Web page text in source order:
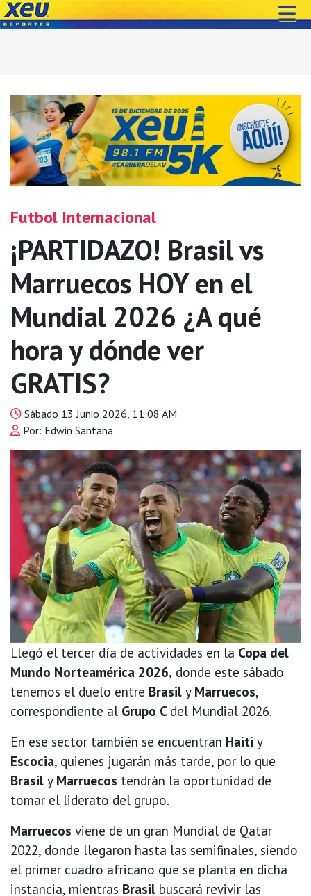
Futbol Internacional
¡PARTIDAZO! Brasil vs
Marruecos HOY en el
Mundial 2026 ¿A qué
hora y dónde ver
GRATIS?
Sábado 13 Junio 2026, 11:08 AM
Por: Edwin Santana
Llegó el tercer día de actividades en la Copa del
Mundo Norteamérica 2026, donde este sábado
tenemos el duelo entre Brasil y Marruecos,
correspondiente al Grupo C del Mundial 2026.
En ese sector también se encuentran Haiti y
Escocia, quienes jugarán más tarde, por lo que
Brasil y Marruecos tendrán la oportunidad de
tomar el liderato del grupo.
Marruecos viene de un gran Mundial de Qatar
2022, donde llegaron hasta las semifinales, siendo
el primer cuadro africano que se planta en dicha
instancia, mientras Brasil buscará revivir las